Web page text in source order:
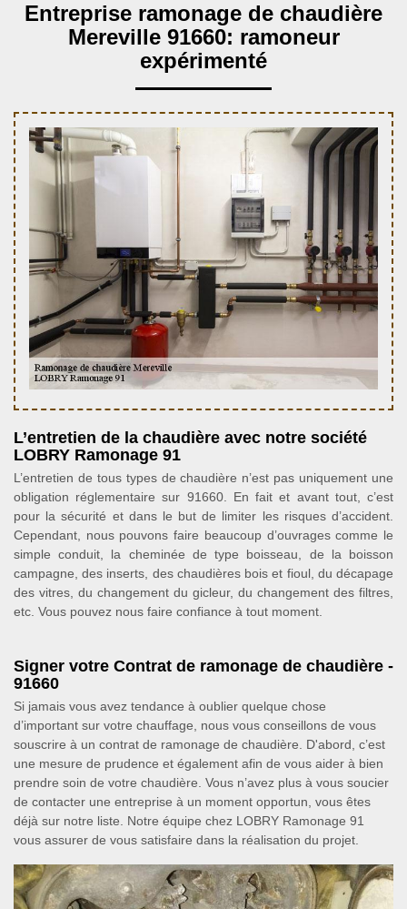
Entreprise ramonage de chaudière
Mereville 91660: ramoneur
expérimenté
L’entretien de la chaudière avec notre société
LOBRY Ramonage 91
L’entretien de tous types de chaudière n’est pas uniquement une
obligation réglementaire sur 91660. En fait et avant tout, c’est
pour la sécurité et dans le but de limiter les risques d’accident.
Cependant, nous pouvons faire beaucoup d’ouvrages comme le
simple conduit, la cheminée de type boisseau, de la boisson
campagne, des inserts, des chaudières bois et fioul, du décapage
des vitres, du changement du gicleur, du changement des filtres,
etc. Vous pouvez nous faire confiance à tout moment.
Signer votre Contrat de ramonage de chaudière -
91660
Si jamais vous avez tendance à oublier quelque chose
d’important sur votre chauffage, nous vous conseillons de vous
souscrire à un contrat de ramonage de chaudière. D'abord, c’est
une mesure de prudence et également afin de vous aider à bien
prendre soin de votre chaudière. Vous n’avez plus à vous soucier
de contacter une entreprise à un moment opportun, vous êtes
déjà sur notre liste. Notre équipe chez LOBRY Ramonage 91
vous assurer de vous satisfaire dans la réalisation du projet.